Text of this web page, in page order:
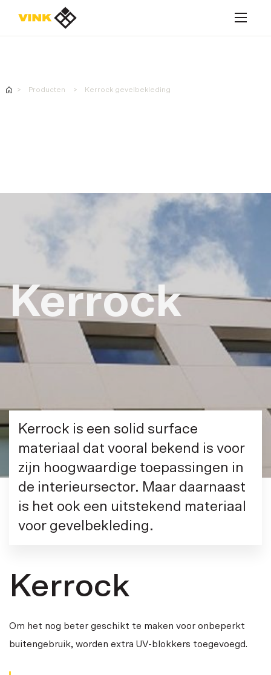
Producten
Contacteer ons
Producten Kerrock gevelbekleding
Kerrock
Kerrock is een solid surface
materiaal dat vooral bekend is voor
zijn hoogwaardige toepassingen in
de interieursector. Maar daarnaast
is het ook een uitstekend materiaal
voor gevelbekleding.
Kerrock
Om het nog beter geschikt te maken voor onbeperkt
buitengebruik, worden extra UV-blokkers toegevoegd.